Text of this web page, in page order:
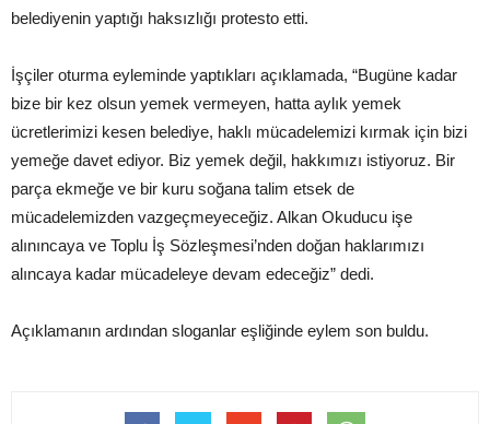
belediyenin yaptığı haksızlığı protesto etti.
İşçiler oturma eyleminde yaptıkları açıklamada, “Bugüne kadar
bize bir kez olsun yemek vermeyen, hatta aylık yemek
ücretlerimizi kesen belediye, haklı mücadelemizi kırmak için bizi
yemeğe davet ediyor. Biz yemek değil, hakkımızı istiyoruz. Bir
parça ekmeğe ve bir kuru soğana talim etsek de
mücadelemizden vazgeçmeyeceğiz. Alkan Okuducu işe
alınıncaya ve Toplu İş Sözleşmesi’nden doğan haklarımızı
alıncaya kadar mücadeleye devam edeceğiz” dedi.
Açıklamanın ardından sloganlar eşliğinde eylem son buldu.